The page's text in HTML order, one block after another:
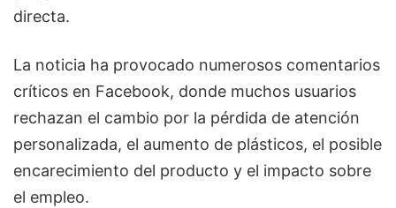
directa.
La noticia ha provocado numerosos comentarios
críticos en Facebook, donde muchos usuarios
rechazan el cambio por la pérdida de atención
personalizada, el aumento de plásticos, el posible
encarecimiento del producto y el impacto sobre
el empleo.